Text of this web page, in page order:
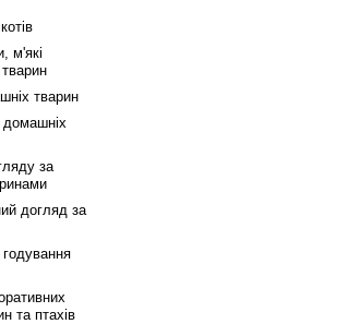
м'які
тварин
за
догляд за
та птахів